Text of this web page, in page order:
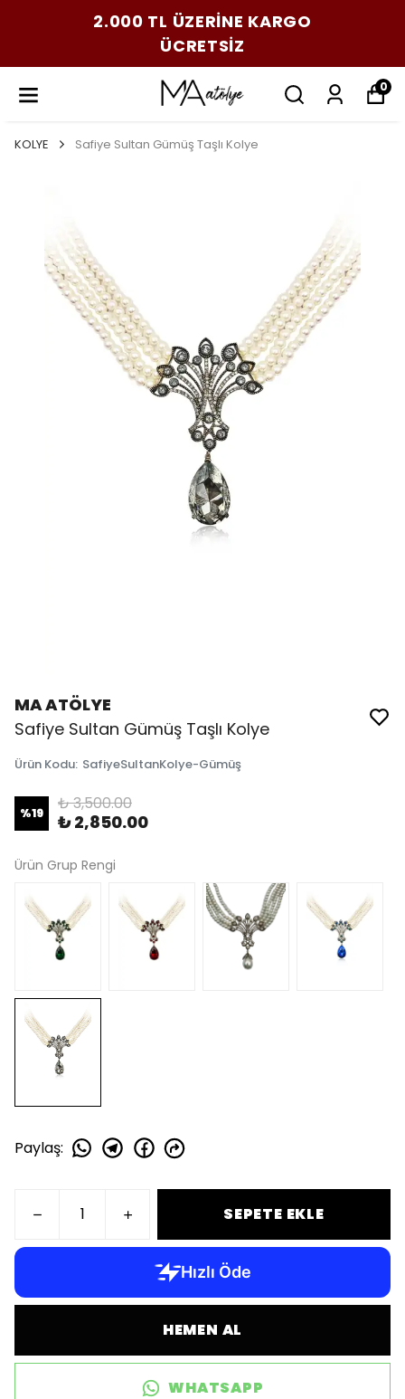
2.000 TL ÜZERİNE KARGO
ÜCRETSİZ
0
KOLYE Safiye Sultan Gümüş Taşlı Kolye
MA ATÖLYE
Safiye Sultan Gümüş Taşlı Kolye
Ürün Kodu: SafiyeSultanKolye-Gümüş
%19 ₺ 3,500.00
₺ 2,850.00
Ürün Grup Rengi
Paylaş:
SEPETE EKLE
HEMEN AL
WHATSAPP